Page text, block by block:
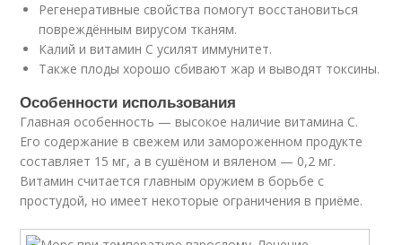
Регенеративные свойства помогут восстановиться
повреждённым вирусом тканям.
Калий и витамин С усилят иммунитет.
Также плоды хорошо сбивают жар и выводят токсины.
Особенности использования
Главная особенность — высокое наличие витамина С.
Его содержание в свежем или замороженном продукте
составляет 15 мг, а в сушёном и вяленом — 0,2 мг.
Витамин считается главным оружием в борьбе с
простудой, но имеет некоторые ограничения в приёме.